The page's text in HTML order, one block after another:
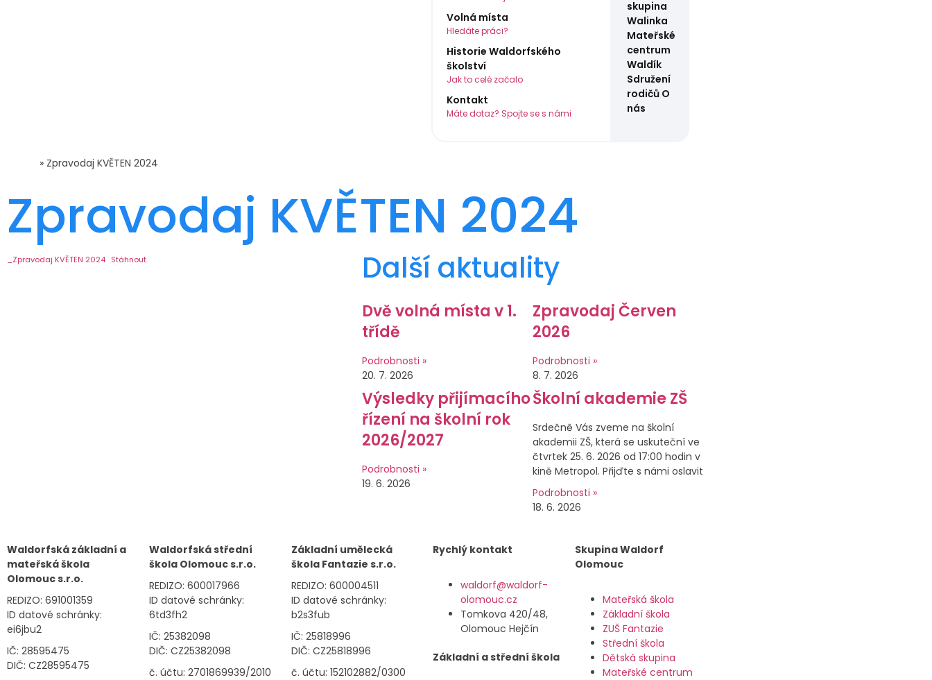
Volná místa
Hledáte práci?
Historie Waldorfského
školství
Jak to celé začalo
Kontakt
Máte dotaz? Spojte se s námi
skupina
Walinka
Mateřské
centrum
Waldík
Sdružení
rodičů O
nás
» Zpravodaj KVĚTEN 2024
Zpravodaj KVĚTEN 2024
_Zpravodaj KVĚTEN 2024 Stáhnout Další aktuality
Dvě volná místa v 1.
třídě
Podrobnosti »
20. 7. 2026
Zpravodaj Červen
2026
Podrobnosti »
8. 7. 2026
Výsledky přijímacího
řízení na školní rok
2026/2027
Podrobnosti »
19. 6. 2026
Školní akademie ZŠ
Srdečně Vás zveme na školní
akademii ZŠ, která se uskuteční ve
čtvrtek 25. 6. 2026 od 17:00 hodin v
kině Metropol. Přijďte s námi oslavit
Podrobnosti »
18. 6. 2026
Waldorfská základní a
mateřská škola
Olomouc s.r.o.
REDIZO: 691001359
ID datové schránky:
ei6jbu2
IČ: 28595475
DIČ: CZ28595475
Waldorfská střední
škola Olomouc s.r.o.
REDIZO: 600017966
ID datové schránky:
6td3fh2
IČ: 25382098
DIČ: CZ25382098
č. účtu: 2701869939/2010
Základní umělecká
škola Fantazie s.r.o.
REDIZO: 600004511
ID datové schránky:
b2s3fub
IČ: 25818996
DIČ: CZ25818996
č. účtu: 152102882/0300
Rychlý kontakt
waldorf@waldorf-
olomouc.cz
Tomkova 420/48,
Olomouc Hejčín
Základní a střední škola
Skupina Waldorf
Olomouc
Mateřská škola
Základní škola
ZUŠ Fantazie
Střední škola
Dětská skupina
Mateřské centrum